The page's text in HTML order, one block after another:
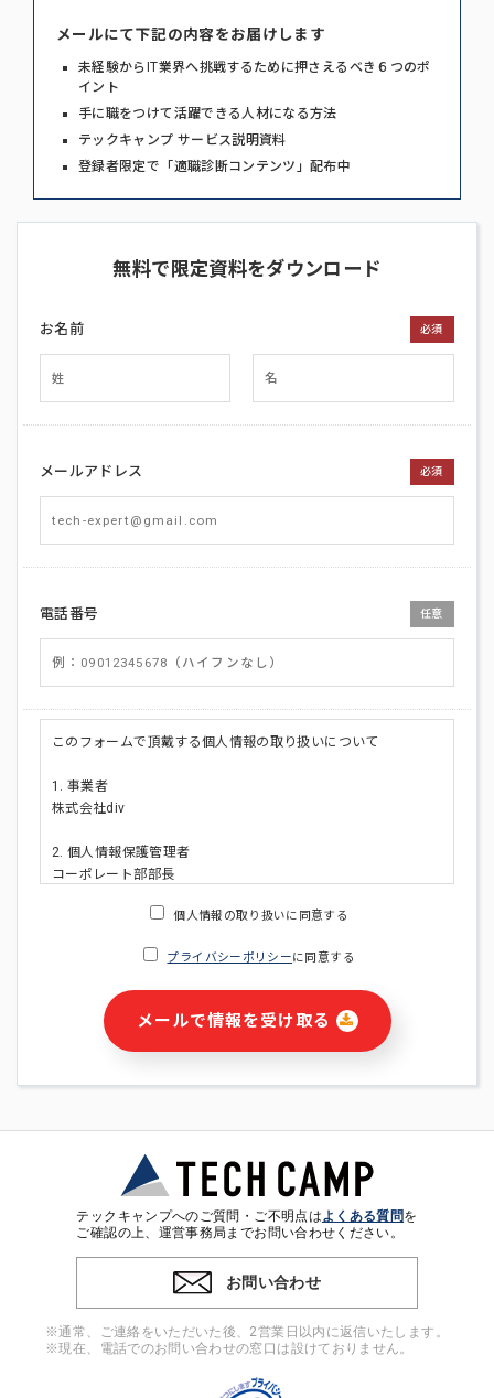
メールにて下記の内容をお届けします
未経験からIT業界へ挑戦するために押さえるべき６つのポ
イント
手に職をつけて活躍できる人材になる方法
テックキャンプ サービス説明資料
登録者限定で「適職診断コンテンツ」配布中
無料で限定資料をダウンロード
お名前 必須
メールアドレス 必須
電話番号 任意
このフォームで頂戴する個人情報の取り扱いについて
1. 事業者
株式会社div
2. 個人情報保護管理者
コーポレート部部長
・ご請求された資料の送付のため
・本サービス及び本サービスに関連する情報(当社及び第三者の
サービス又は商品等の広告配信・宣伝を含みますが、それらに
・個人(法人の場合は担当者)を識別できない形式に加工した統
計情報の作成および利用
※上記の利用目的に基づいた本人への連絡及び配信について
4. 個人情報の第三者提供
ンをとるために、氏名等の一部の情報をサービス内で使用する
チャットツールで発信することにより、本サービスの他の利用
者等に提供することがあります。
個人情報の取り扱いに同意する
プライバシーポリシーに同意する
メールで情報を受け取る
テックキャンプへのご質問・ご不明点はよくある質問を
ご確認の上、運営事務局までお問い合わせください。
お問い合わせ
※通常、ご連絡をいただいた後、2営業日以内に返信いたします。
※現在、電話でのお問い合わせの窓口は設けておりません。